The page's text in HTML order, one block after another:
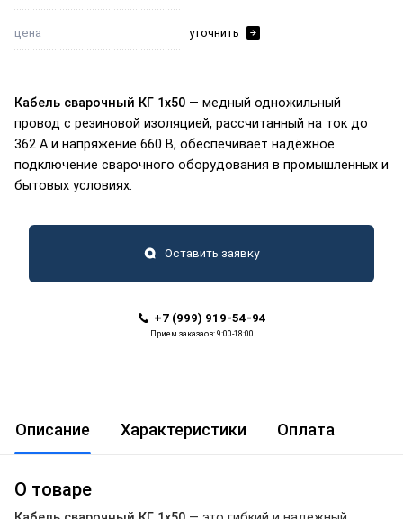
цена уточнить
Кабель сварочный КГ 1х50 — медный одножильный
провод с резиновой изоляцией, рассчитанный на ток до
362 А и напряжение 660 В, обеспечивает надёжное
подключение сварочного оборудования в промышленных и
бытовых условиях.
Оставить заявку
+7 (999) 919-54-94
Прием заказаов: 9:00-18:00
Описание Характеристики Оплата
О товаре